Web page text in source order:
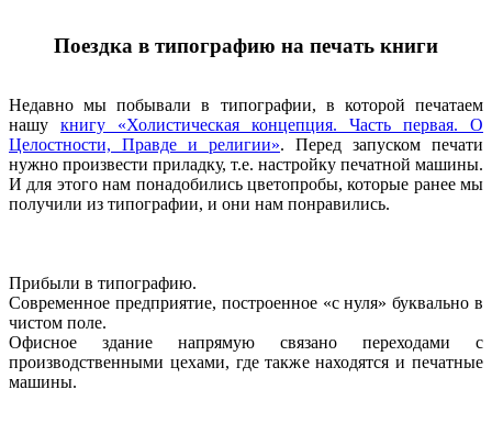
Поездка в типографию на печать книги
Недавно мы побывали в типографии, в которой печатаем
нашу книгу «Холистическая концепция. Часть первая. О
Целостности, Правде и религии». Перед запуском печати
нужно произвести приладку, т.е. настройку печатной машины.
И для этого нам понадобились цветопробы, которые ранее мы
получили из типографии, и они нам понравились.
Прибыли в типографию.
Современное предприятие, построенное «с нуля» буквально в
чистом поле.
Офисное здание напрямую связано переходами с
производственными цехами, где также находятся и печатные
машины.